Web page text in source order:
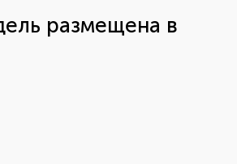
размещена в